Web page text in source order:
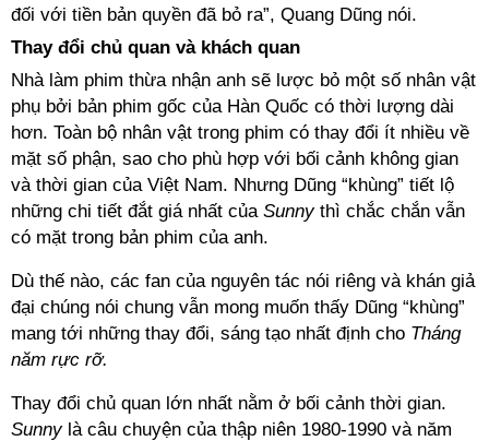
đối với tiền bản quyền đã bỏ ra”, Quang Dũng nói.
Thay đổi chủ quan và khách quan
Nhà làm phim thừa nhận anh sẽ lược bỏ một số nhân vật
phụ bởi bản phim gốc của Hàn Quốc có thời lượng dài
hơn. Toàn bộ nhân vật trong phim có thay đổi ít nhiều về
mặt số phận, sao cho phù hợp với bối cảnh không gian
và thời gian của Việt Nam. Nhưng Dũng “khùng” tiết lộ
những chi tiết đắt giá nhất của Sunnythì chắc chắn vẫn
có mặt trong bản phim của anh.
Dù thế nào, các fan của nguyên tác nói riêng và khán giả
đại chúng nói chung vẫn mong muốn thấy Dũng “khùng”
mang tới những thay đổi, sáng tạo nhất định cho Tháng
năm rực rỡ.
Thay đổi chủ quan lớn nhất nằm ở bối cảnh thời gian.
Sunny là câu chuyện của thập niên 1980-1990 và năm